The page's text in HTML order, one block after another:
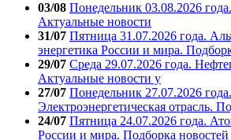
03/08 Понедельник 03.08.2026
Актуальные новости
31/07 Пятница 31.07.2026 года.
энергетика России и мира.
29/07 Среда 29.07.2026 года.
Актуальные новости у
27/07 Понедельник 27.07.2026 года.
Электроэнергетическая отрасль.
24/07 Пятница 24.07.2026 года.
России и мира. Подборка новостей